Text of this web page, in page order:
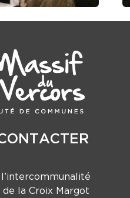
l’intercommunalité
de la Croix Margot